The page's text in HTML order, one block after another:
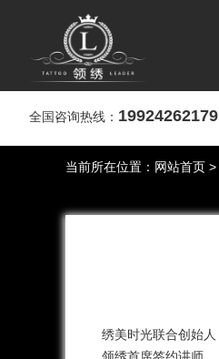
全国咨询热线： 19924262179
当前所在位置： 网站首页 >
绣美时光联合创始人